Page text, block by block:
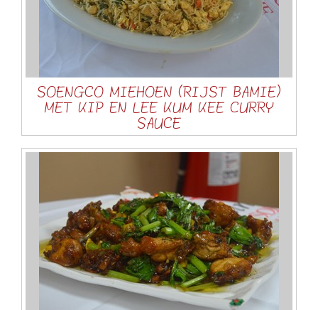
SOENGCO MIEHOEN (RIJST BAMIE)
MET KIP EN LEE KUM KEE CURRY
SAUCE